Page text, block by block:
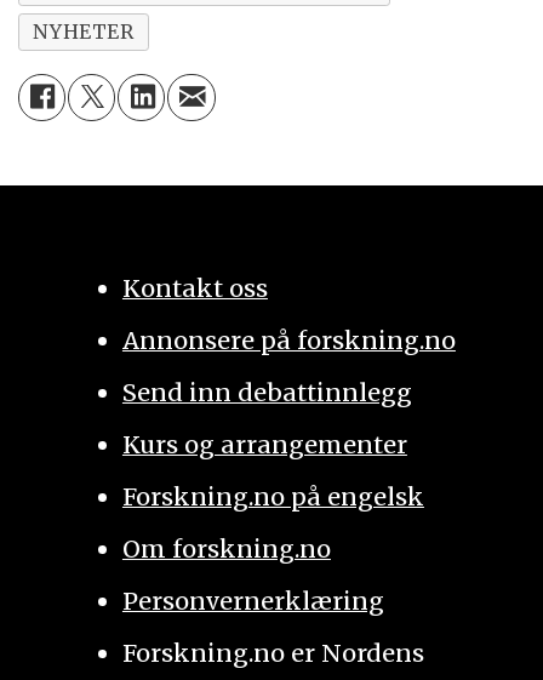
NYHETER
Kontakt oss
Annonsere på forskning.no
Send inn debattinnlegg
Kurs og arrangementer
Forskning.no på engelsk
Om forskning.no
Personvernerklæring
Forskning.no er Nordens